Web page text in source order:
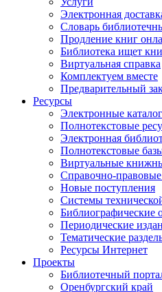
Электронная
Словарь
Продление книг
Библиотека ищет
Виртуальная справка
Комплектуем вместе
Предварительный
Ресурсы
Электронные
Полнотекстовые
Электронная
Полнотекстовые
Виртуальные
Справочно-
Новые поступления
Cистемы
Библиографические
Периодические
Тематические
Ресурсы Интернет
Проекты
Библиотечный
Оренбургский край